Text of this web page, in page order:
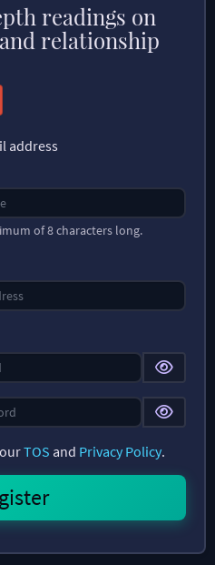
readings on
relationship
address
of 8 characters long.
TOS and Privacy Policy.